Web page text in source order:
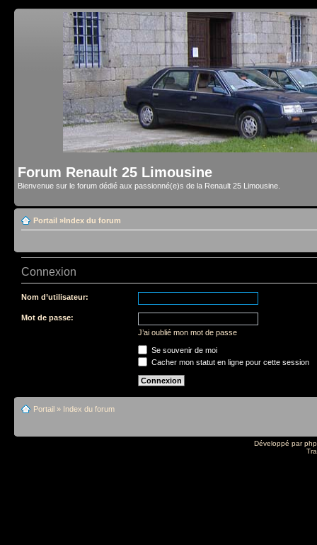
Forum Renault 25 Limousine
Bienvenue sur le forum dédié aux passionné(e)s de la Renault 25 Limousine.
Portail »Index du forum
Connexion
Nom d’utilisateur:
Mot de passe:
J’ai oublié mon mot de passe
Se souvenir de moi
Cacher mon statut en ligne pour cette session
Portail » Index du forum
Développé par